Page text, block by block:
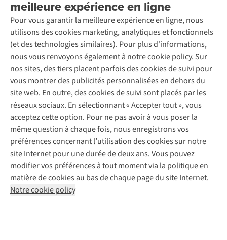
meilleure expérience en ligne
Pour vous garantir la meilleure expérience en ligne, nous
utilisons des cookies marketing, analytiques et fonctionnels
(et des technologies similaires). Pour plus d'informations,
nous vous renvoyons également à notre cookie policy. Sur
nos sites, des tiers placent parfois des cookies de suivi pour
vous montrer des publicités personnalisées en dehors du
site web. En outre, des cookies de suivi sont placés par les
réseaux sociaux. En sélectionnant « Accepter tout », vous
acceptez cette option. Pour ne pas avoir à vous poser la
même question à chaque fois, nous enregistrons vos
préférences concernant l’utilisation des cookies sur notre
site Internet pour une durée de deux ans. Vous pouvez
modifier vos préférences à tout moment via la politique en
matière de cookies au bas de chaque page du site Internet.
Notre cookie policy
Rétractation d'une commande
Entretien & réparations
Garantie
Contactez-nous
À propos d’Ayacucho
Nos magasins
À propos d’A.S.Adventure
Déclaration d'accessibilité
Seconde-main
Entretien de ski
Service de lavage
Entretien de chaussures
Réparation de chaussures
Réparation de vêtements
Retouches
Pour les entreprises
Découvrez
A.S.Magazine
Explore Camp
Gear Check
Expertise & conseils
Abonnez-vous à la newsletter
Suivez-nous
Mentions légales
Politique de confidentialité
Conditions générales
Cookie Policy